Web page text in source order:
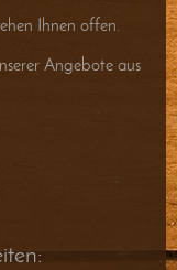
Ihnen offen.
Angebote aus